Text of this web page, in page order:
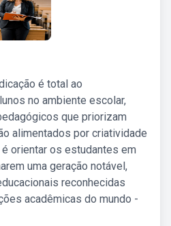
é total ao
no ambiente escolar,
que priorizam
alimentados por criatividade
orientar os estudantes em
uma geração notável,
reconhecidas
acadêmicas do mundo -